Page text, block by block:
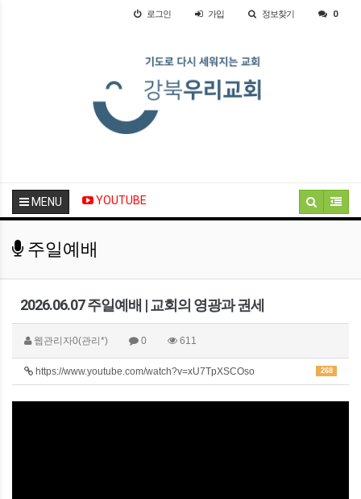
로그인 가입 정보찾기 0
MENU YOUTUBE
주일예배
2026.06.07 주일예배 | 교회의 영광과 권세
웹관리자0(관리*) 0 611
268
https://www.youtube.com/watch?v=xU7TpXSCOso